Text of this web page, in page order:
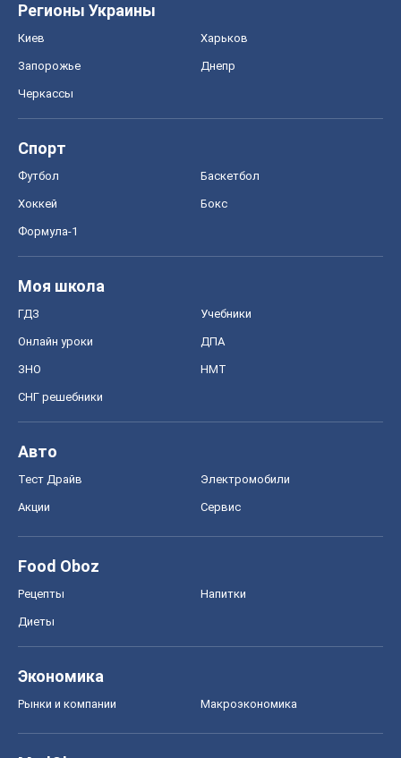
Регионы Украины
Киев Харьков
Запорожье Днепр
Черкассы
Спорт
Футбол Баскетбол
Хоккей Бокс
Формула-1
Моя школа
ГДЗ Учебники
Онлайн уроки ДПА
ЗНО НМТ
СНГ решебники
Авто
Тест Драйв Электромобили
Акции Сервис
Food Oboz
Рецепты Напитки
Диеты
Экономика
Рынки и компании Mакроэкономика